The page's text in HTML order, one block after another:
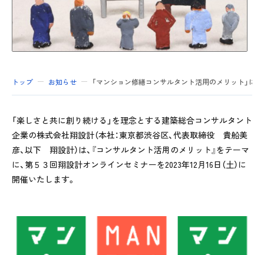
トップ お知らせ 「マンション修繕コンサルタント活用のメリット」に
「楽しさと共に創り続ける」を理念とする建築総合コンサルタント
企業の株式会社翔設計（本社：東京都渋谷区、代表取締役 貴船美
彦、以下 翔設計）は、『コンサルタント活用のメリット』をテーマ
に、第５３回翔設計オンラインセミナーを2023年12月16日（土）に
開催いたします。